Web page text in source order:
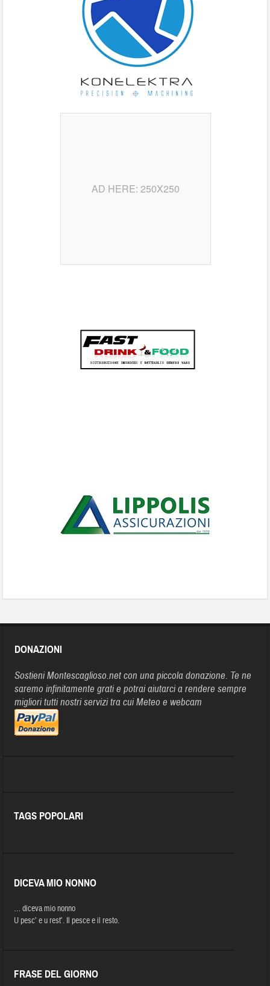
AD HERE: 250X250
DONAZIONI
Sostieni Montescaglioso.net con una piccola donazione. Te ne
saremo infinitamente grati e potrai aiutarci a rendere sempre
migliori tutti nostri servizi tra cui Meteo e webcam
TAGS POPOLARI
DICEVA MIO NONNO
… diceva mio nonno
U pesc’ e u rest’. Il pesce e il resto.
FRASE DEL GIORNO